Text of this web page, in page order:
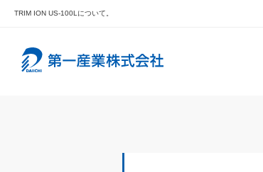
TRIM ION US-100Lについて。